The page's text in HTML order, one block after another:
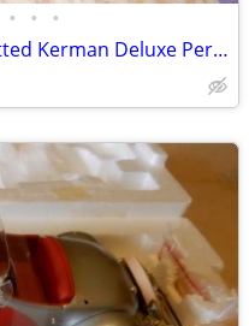
• • •
PRE Owned Quality Hand Knotted Kerman Deluxe Persian Rug